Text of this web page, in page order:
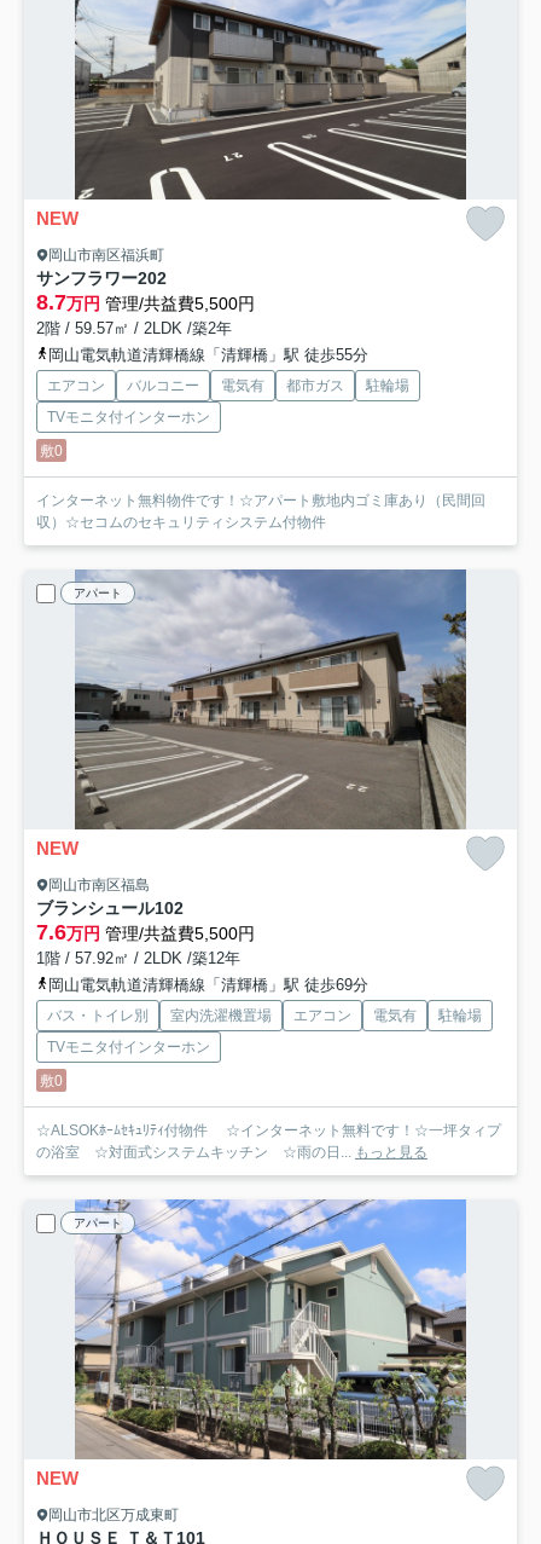
NEW
岡山市南区福浜町
サンフラワー202
8.7万円 管理/共益費5,500円
2階 / 59.57㎡ / 2LDK /築2年
岡山電気軌道清輝橋線「清輝橋」駅 徒歩55分
エアコン バルコニー 電気有 都市ガス
駐輪場
TVモニタ付インターホン
敷0
インターネット無料物件です！☆アパート敷地内ゴミ庫あり（民間回
収）☆セコムのセキュリティシステム付物件
アパート
NEW
岡山市南区福島
ブランシュール102
7.6万円 管理/共益費5,500円
1階 / 57.92㎡ / 2LDK /築12年
岡山電気軌道清輝橋線「清輝橋」駅 徒歩69分
バス・トイレ別 室内洗濯機置場 エアコン 電気有
駐輪場
TVモニタ付インターホン
敷0
☆ALSOKﾎｰﾑｾｷｭﾘﾃｨ付物件 ☆インターネット無料です！☆一坪タィプ
の浴室 ☆対面式システムキッチン ☆雨の日... もっと見る
アパート
NEW
岡山市北区万成東町
ＨＯＵＳＥ Ｔ＆Ｔ101